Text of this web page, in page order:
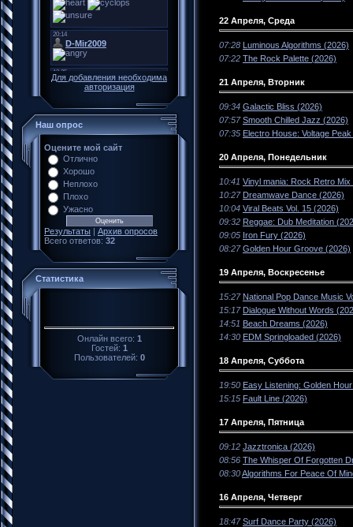
Для добавления необходима
авторизация
Наш опрос
Оцените мой сайт
Отлично
Хорошо
Неплохо
Плохо
Ужасно
Результаты | Архив опросов
Всего ответов: 32
Статистика
Онлайн всего: 1
Гостей: 1
Пользователей: 0
22 Апреля, Среда
07:28 Luminous Algorithms (2026)
07:22 The Rock Palette (2026)
21 Апреля, Вторник
09:34 Galactic Bliss (2026)
07:57 Smooth Chilled Jazz (2026)
07:35 Electro House: Voltage
20 Апреля, Понедельник
10:41 Vinyl mania: Rock Retro Mix
10:27 Dreamwave Dance (2026)
10:04 Viral Beats Vol. 15 (2026)
09:32 Reggae: Dub Meditation
09:05 Iron Fury (2026)
08:27 Golden Hour Groove (2026)
19 Апреля, Воскресенье
15:27 National Pop Dance Music
15:17 Dialogue Without Words
14:51 Beach Dreams (2026)
14:30 EDM Springloaded (2026)
18 Апреля, Суббота
19:50 Easy Listening: Golden
15:15 Fault Line (2026)
17 Апреля, Пятница
09:12 Jazztronica (2026)
08:56 The Whisper Of Forgotten
08:30Algorithms For Peace Of
16 Апреля, Четверг
18:47 Surf Dance Party (2026)